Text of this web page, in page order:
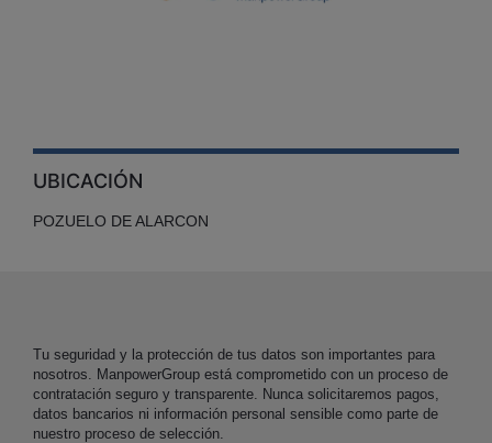
UBICACIÓN
POZUELO DE ALARCON
Tu seguridad y la protección de tus datos son importantes para
nosotros. ManpowerGroup está comprometido con un proceso de
contratación seguro y transparente. Nunca solicitaremos pagos,
datos bancarios ni información personal sensible como parte de
nuestro proceso de selección.